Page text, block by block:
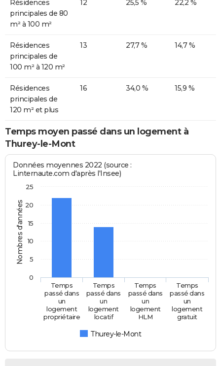
Résidences
principales de 80
m² à 100 m²
12 25,5 % 22,2 %
Résidences
principales de
100 m² à 120 m²
13 27,7 % 14,7 %
Résidences
principales de
120 m² et plus
16 34,0 % 15,9 %
Temps moyen passé dans un logement à
Thurey-le-Mont
Nombres d'années
Données moyennes 2022 (source :
Linternaute.com d'après l'Insee)
Thurey-le-Mont
Temps
passé dans
un
logement
propriétaire
Temps
passé dans
un
logement
locatif
Temps
passé dans
un
logement
HLM
Temps
passé dans
un
logement
gratuit
0
5
10
15
20
25